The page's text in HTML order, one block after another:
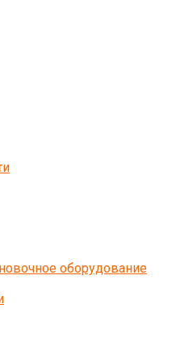
оборудование